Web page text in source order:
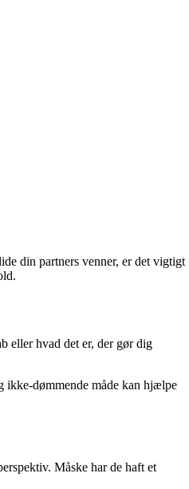
din partners venner, er det vigtigt
eller hvad det er, der gør dig
ikke-dømmende måde kan hjælpe
Måske har de haft et